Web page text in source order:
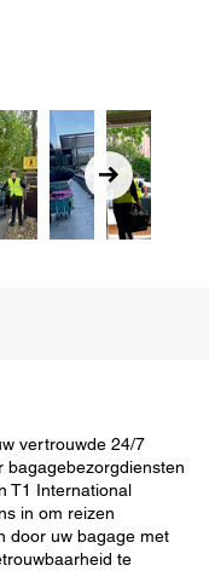
vertrouwde 24/7
bagagebezorgdiensten
T1 International
in om reizen
door uw bagage met
te